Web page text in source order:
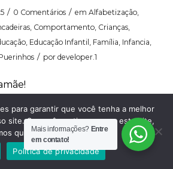
/ 0 Comentários / em Alfabetização,
Comportamento Crianças
, Educação Infantil Família Infancia
/ pordeveloper.1
puerinho contar até dez
reconhecer letras
um quebra-cabeça ou criar
com blocos de montar?
Mais informações? Entre
em contato!
para garantir que você tenha a melhor
site. Se você continua a usar este site,
que você está satisfeito.
Política de privacidade